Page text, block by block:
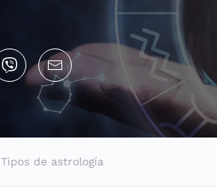
Tipos de astrología